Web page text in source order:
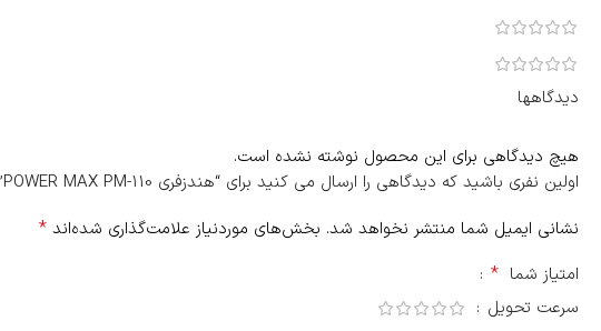
دیدگاهها
هیچ دیدگاهی برای این محصول نوشته نشده است.
اولین نفری باشید که دیدگاهی را ارسال می کنید برای “هندزفری POWER MAX PM-110”
نشانی ایمیل شما منتشر نخواهد شد. بخش‌های موردنیاز علامت‌گذاری شده‌اند *
امتیاز شما *
سرعت تحویل